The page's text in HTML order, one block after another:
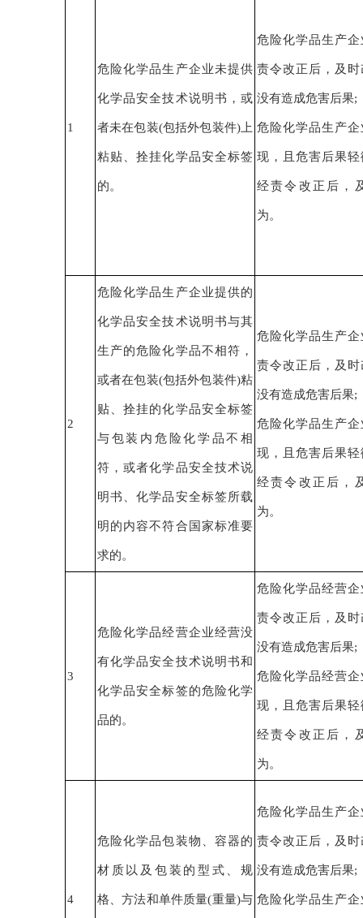
1
危险化学品生产企业未提供
化学品安全技术说明书，或
者未在包装(包括外包装件)上
粘贴、拴挂化学品安全标签
的。
危险化学品生产企
责令改正后， 及
没有造成危害后果;
危险化学品生产企
现，且危害后果轻
经责令改正后，
为。
2
危险化学品生产企业提供的
化学品安全技术说明书与其
生产的危险化学品不相符，
或者在包装(包括外包装件)粘
贴、拴挂的化学品安全标签
与包装内危险化学品不相
符，或者化学品安全技术说
明书、化学品安全标签所载
明的内容不符合国家标准要
求的。
危险化学品生产企
责令改正后， 及
没有造成危害后果;
危险化学品生产企
现，且危害后果轻
经责令改正后，
为。
3
危险化学品经营企业经营没
有化学品安全技术说明书和
化学品安全标签的危险化学
品的。
危险化学品经营企
责令改正后， 及
没有造成危害后果;
危险化学品经营企
现，且危害后果轻
经责令改正后，
为。
4
危险化学品包装物、容器的
材质以及包装的型式、规
格、方法和单件质量(重量)与
危险化学品生产企
责令改正后， 及
没有造成危害后果;
危险化学品生产企